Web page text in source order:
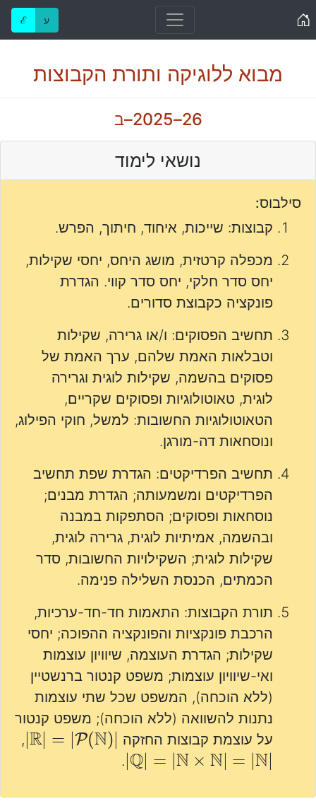
ℰ ע
מבוא ללוגיקה ותורת הקבוצות
26–2025–ב
נושאי לימוד
סילבוס:
קבוצות: שייכות, איחוד, חיתוך, הפרש.
מכפלה קרטזית, מושג היחס, יחסי שקילות,
יחס סדר חלקי, יחס סדר קווי. הגדרת
פונקציה כקבוצת סדורים.
תחשיב הפסוקים: ו/או גרירה, שקילות
וטבלאות האמת שלהם, ערך האמת של
פסוקים בהשמה, שקילות לוגית וגרירה
לוגית, טאוטולוגיות ופסוקים שקריים,
הטאוטולוגיות החשובות: למשל, חוקי הפילוג,
ונוסחאות דה-מורגן.
תחשיב הפרדיקטים: הגדרת שפת תחשיב
הפרדיקטים ומשמעותה; הגדרת מבנים;
נוסחאות ופסוקים; הסתפקות במבנה
ובהשמה, אמיתיות לוגית, גרירה לוגית,
שקילות לוגית; השקילויות החשובות, סדר
הכמתים, הכנסת השלילה פנימה.
תורת הקבוצות: התאמות חד-חד-ערכיות,
הרכבת פונקציות והפונקציה ההפוכה; יחסי
שקילות; הגדרת העוצמה, שיוויון עוצמות
ואי-שיוויון עוצמות; משפט קנטור ברנשטיין
(ללא הוכחה), המשפט שכל שתי עוצמות
נתנות להשוואה (ללא הוכחה); משפט קנטור
על עוצמת קבוצות החזקה
|
R| =|P(N
)
|
, |
Q|=| N×N|=|N
|
.